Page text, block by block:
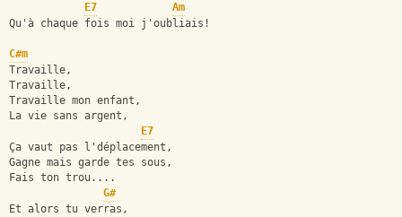
E7
Am
Qu'à chaque fois moi j'oubliais!
C#m
Travaille,
Travaille,
Travaille mon enfant,
La vie sans argent,
E7
Ça vaut pas l'déplacement,
Gagne mais garde tes sous,
Fais ton trou....
G#
Et alors tu verras,